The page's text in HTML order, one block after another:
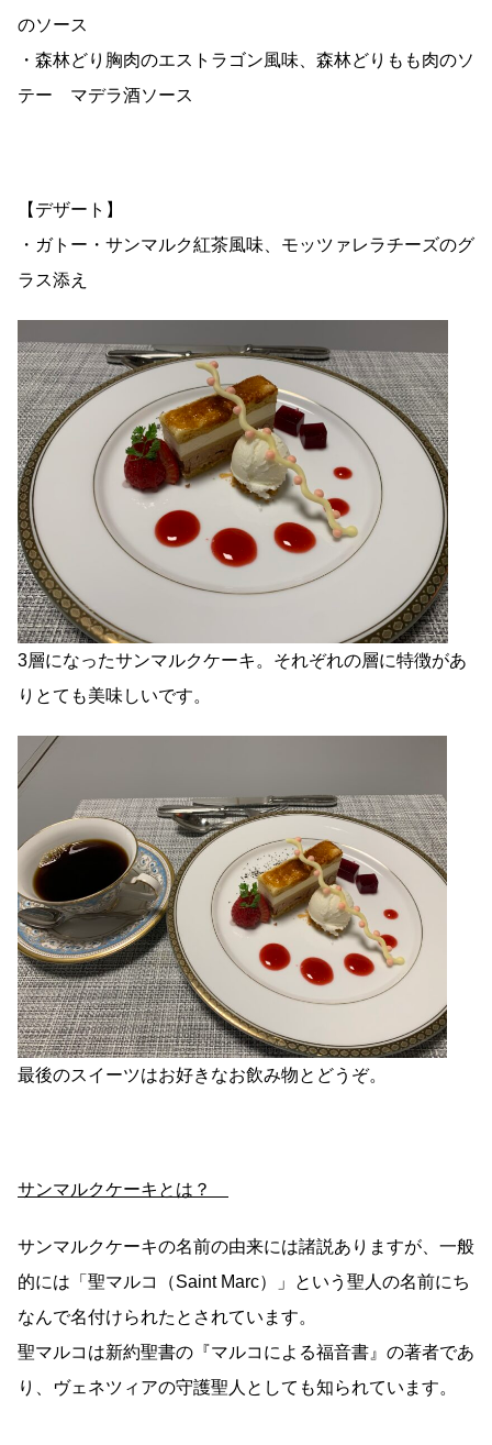
のソース
・森林どり胸肉のエストラゴン風味、森林どりもも肉のソ
テー マデラ酒ソース
【デザート】
・ガトー・サンマルク紅茶風味、モッツァレラチーズのグ
ラス添え
3層になったサンマルクケーキ。それぞれの層に特徴があ
りとても美味しいです。
最後のスイーツはお好きなお飲み物とどうぞ。
サンマルクケーキとは？
サンマルクケーキの名前の由来には諸説ありますが、一般
的には「聖マルコ（Saint Marc）」という聖人の名前にち
なんで名付けられたとされています。
聖マルコは新約聖書の『マルコによる福音書』の著者であ
り、ヴェネツィアの守護聖人としても知られています。